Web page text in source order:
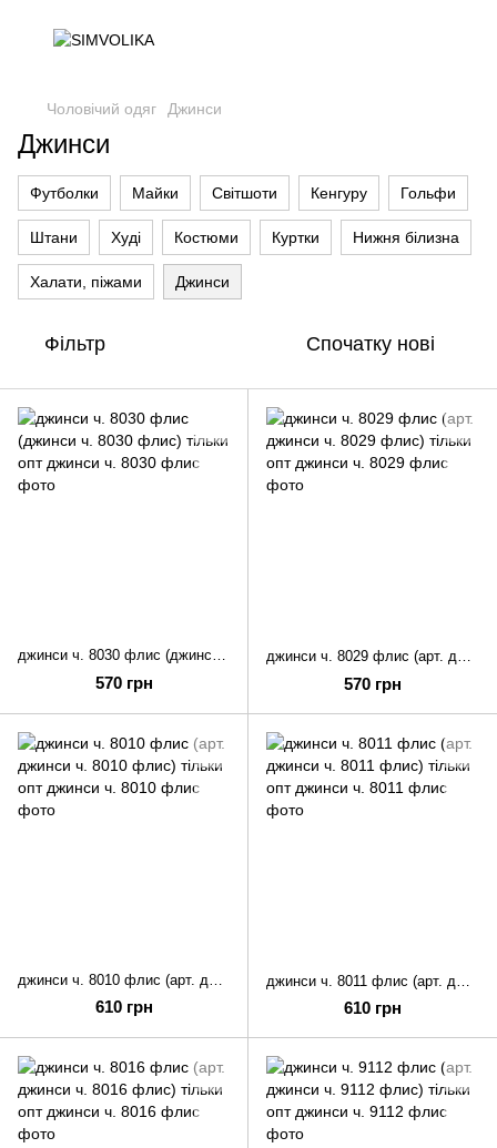
Чоловічий одяг Джинси
Джинси
Футболки Майки Світшоти Кенгуру Гольфи
Штани Худі Костюми Куртки Нижня білизна
Халати, піжами Джинси
Фільтр Спочатку нові
джинси ч. 8030 флис (джинси ч. 8030 флис) тільки опт
570 грн
джинси ч. 8029 флис (арт. джинси ч. 8029 флис) тільки опт
570 грн
610 грн 610 грн